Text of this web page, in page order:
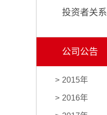
投资者关系
公司公告
2015年
2016年